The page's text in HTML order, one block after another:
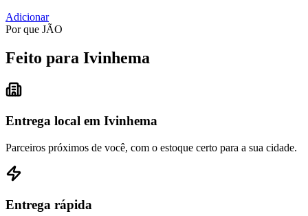
Adicionar
Por que JÃO
Feito para Ivinhema
Entrega local em Ivinhema
Parceiros próximos de você, com o estoque certo para a sua cidade.
Entrega rápida